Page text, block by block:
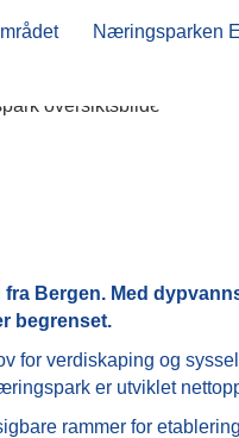
Næringsparken
Bergen. Med
begrenset.
for verdiskaping og
er utviklet
rammer for